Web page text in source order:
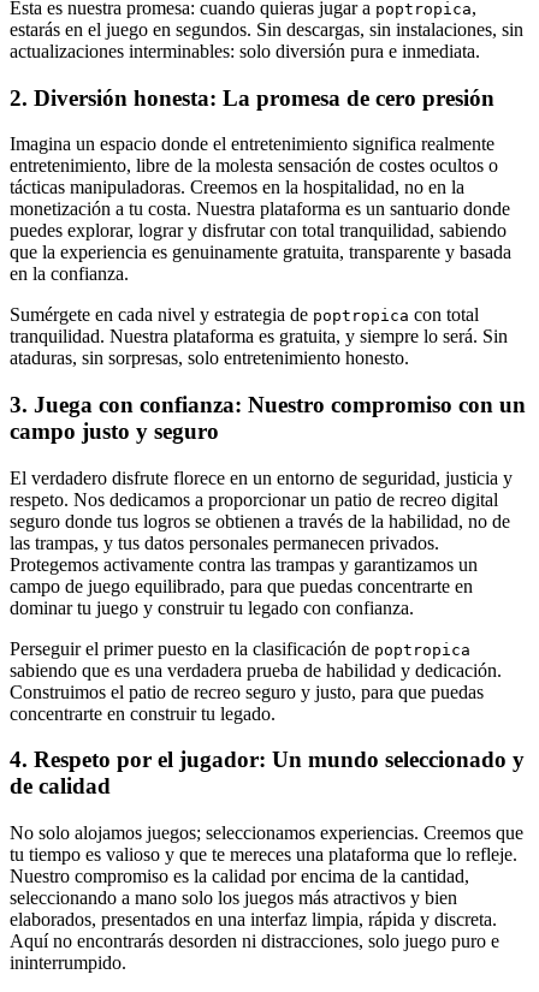
Esta es nuestra promesa: cuando quieras jugar a poptropica,
estarás en el juego en segundos. Sin descargas, sin instalaciones, sin
actualizaciones interminables: solo diversión pura e inmediata.
2. Diversión honesta: La promesa de cero presión
Imagina un espacio donde el entretenimiento significa realmente
entretenimiento, libre de la molesta sensación de costes ocultos o
tácticas manipuladoras. Creemos en la hospitalidad, no en la
monetización a tu costa. Nuestra plataforma es un santuario donde
puedes explorar, lograr y disfrutar con total tranquilidad, sabiendo
que la experiencia es genuinamente gratuita, transparente y basada
en la confianza.
Sumérgete en cada nivel y estrategia de poptropica con total
tranquilidad. Nuestra plataforma es gratuita, y siempre lo será. Sin
ataduras, sin sorpresas, solo entretenimiento honesto.
3. Juega con confianza: Nuestro compromiso con un
campo justo y seguro
El verdadero disfrute florece en un entorno de seguridad, justicia y
respeto. Nos dedicamos a proporcionar un patio de recreo digital
seguro donde tus logros se obtienen a través de la habilidad, no de
las trampas, y tus datos personales permanecen privados.
Protegemos activamente contra las trampas y garantizamos un
campo de juego equilibrado, para que puedas concentrarte en
dominar tu juego y construir tu legado con confianza.
Perseguir el primer puesto en la clasificación de poptropica
sabiendo que es una verdadera prueba de habilidad y dedicación.
Construimos el patio de recreo seguro y justo, para que puedas
concentrarte en construir tu legado.
4. Respeto por el jugador: Un mundo seleccionado y
de calidad
No solo alojamos juegos; seleccionamos experiencias. Creemos que
tu tiempo es valioso y que te mereces una plataforma que lo refleje.
Nuestro compromiso es la calidad por encima de la cantidad,
seleccionando a mano solo los juegos más atractivos y bien
elaborados, presentados en una interfaz limpia, rápida y discreta.
Aquí no encontrarás desorden ni distracciones, solo juego puro e
ininterrumpido.